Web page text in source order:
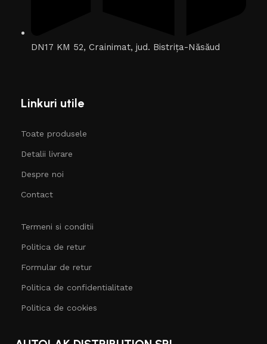
DN17 KM 52, Crainimat, jud. Bistrița-Năsăud
Linkuri utile
Toate produsele
Detalii livrare
Despre noi
Contact
Termeni si conditii
Politica de retur
Formular de retur
Politica de confidentialitate
Politica de cookies